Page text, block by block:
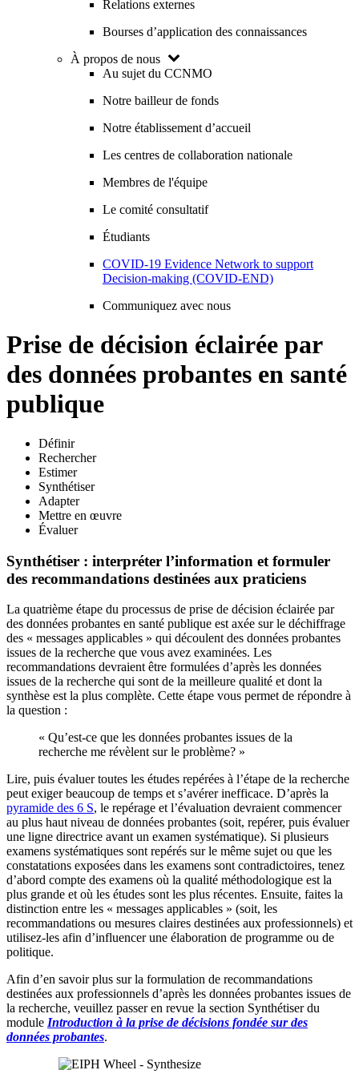
Relations externes
Bourses d’application des connaissances
À propos de nous
Au sujet du CCNMO
Notre bailleur de fonds
Notre établissement d’accueil
Les centres de collaboration nationale
Membres de l'équipe
Le comité consultatif
Étudiants
COVID-19 Evidence Network to support
Decision-making (COVID-END)
Communiquez avec nous
Prise de décision éclairée par
des données probantes en santé
publique
Définir
Rechercher
Estimer
Synthétiser
Adapter
Mettre en œuvre
Évaluer
Synthétiser : interpréter l’information et formuler
des recommandations destinées aux praticiens
La quatrième étape du processus de prise de décision éclairée par
des données probantes en santé publique est axée sur le déchiffrage
des « messages applicables » qui découlent des données probantes
issues de la recherche que vous avez examinées. Les
recommandations devraient être formulées d’après les données
issues de la recherche qui sont de la meilleure qualité et dont la
synthèse est la plus complète. Cette étape vous permet de répondre à
la question :
« Qu’est-ce que les données probantes issues de la
recherche me révèlent sur le problème? »
Lire, puis évaluer toutes les études repérées à l’étape de la recherche
peut exiger beaucoup de temps et s’avérer inefficace. D’après la
pyramide des 6 S, le repérage et l’évaluation devraient commencer
au plus haut niveau de données probantes (soit, repérer, puis évaluer
une ligne directrice avant un examen systématique). Si plusieurs
examens systématiques sont repérés sur le même sujet ou que les
constatations exposées dans les examens sont contradictoires, tenez
d’abord compte des examens où la qualité méthodologique est la
plus grande et où les études sont les plus récentes. Ensuite, faites la
distinction entre les « messages applicables » (soit, les
recommandations ou mesures claires destinées aux professionnels) et
utilisez-les afin d’influencer une élaboration de programme ou de
politique.
Afin d’en savoir plus sur la formulation de recommandations
destinées aux professionnels d’après les données probantes issues de
la recherche, veuillez passer en revue la section Synthétiser du
module Introduction à la prise de décisions fondée sur des
données probantes.